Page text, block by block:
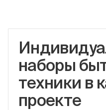
наборы
техники в
проекте